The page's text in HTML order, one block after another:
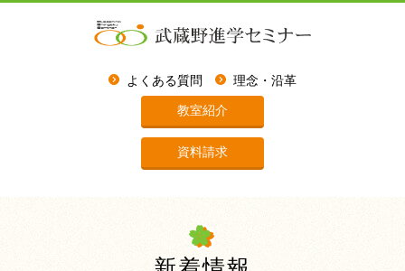
よくある質問 理念・沿革
教室紹介
資料請求